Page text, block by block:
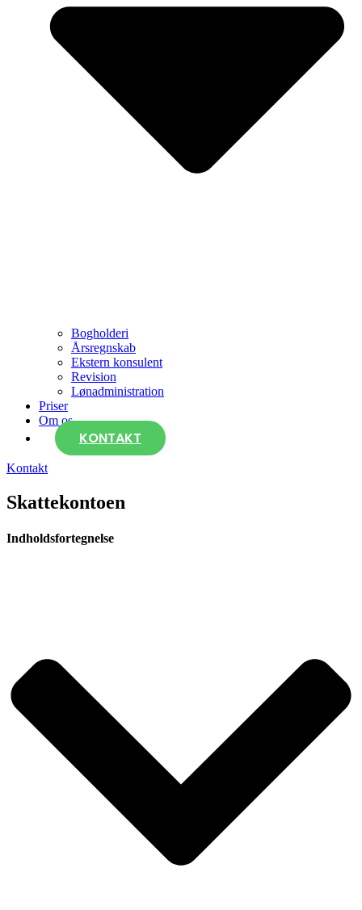
Bogholderi
Årsregnskab
Ekstern konsulent
Revision
Lønadministration
Priser
Om os
KONTAKT
Kontakt
Skattekontoen
Indholdsfortegnelse